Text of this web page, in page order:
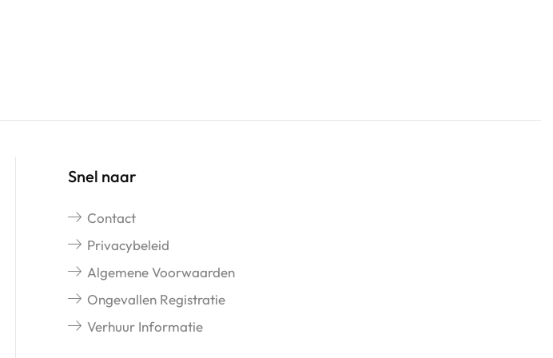
Snel naar
Contact
Privacybeleid
Algemene Voorwaarden
Ongevallen Registratie
Verhuur Informatie